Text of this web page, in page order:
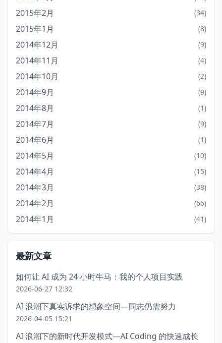
2015年2月 (34)
2015年1月 (8)
2014年12月 (9)
2014年11月 (4)
2014年10月 (2)
2014年9月 (9)
2014年8月 (1)
2014年7月 (9)
2014年6月 (1)
2014年5月 (10)
2014年4月 (15)
2014年3月 (38)
2014年2月 (66)
2014年1月 (41)
最新文章
如何让 AI 成为 24 小时牛马：我的个人项目实践
2026-06-27 12:32
AI 浪潮下真实诉求的想象空间—同志仍需努力
2026-04-05 15:21
AI 浪潮下的新时代开发模式—AI Coding 的快速成长